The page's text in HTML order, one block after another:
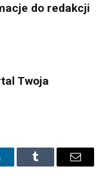
do redakcji
Twoja
Tumblr Email